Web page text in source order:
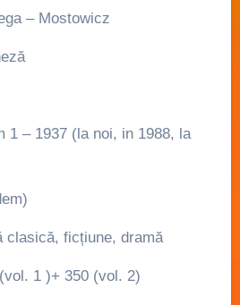
– Mostowicz
1 – 1937 (la noi, in 1988, la
clasică, ficțiune, dramă
1 )+ 350 (vol. 2)